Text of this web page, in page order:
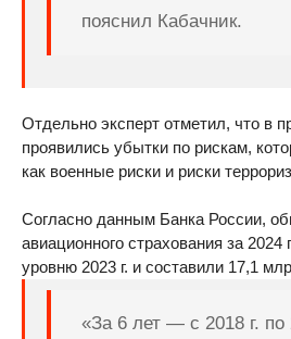
пояснил Кабачник.
Отдельно эксперт отметил, что в
проявились убытки по рискам,
как военные риски и риски
Согласно данным Банка России,
авиационного страхования за 2024
уровню 2023 г. и составили 17,1
«За 6 лет — с 2018 г.